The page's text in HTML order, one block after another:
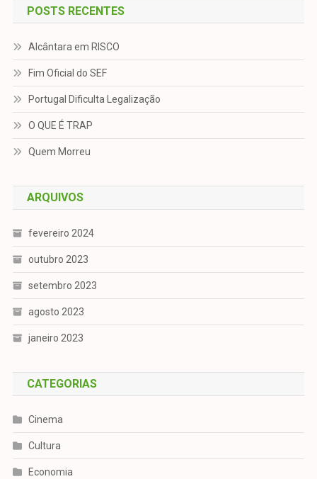
POSTS RECENTES
Alcântara em RISCO
Fim Oficial do SEF
Portugal Dificulta Legalização
O QUE É TRAP
Quem Morreu
ARQUIVOS
fevereiro 2024
outubro 2023
setembro 2023
agosto 2023
janeiro 2023
CATEGORIAS
Cinema
Cultura
Economia